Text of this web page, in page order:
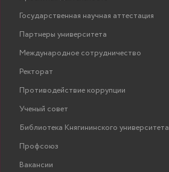
Государственная научная аттестация
Партнеры университета
Международное сотрудничество
Ректорат
Противодействие коррупции
Ученый совет
Библиотека Княгининского университета
Профсоюз
Вакансии